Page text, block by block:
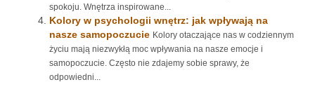
spokoju. Wnętrza inspirowane...
Kolory w psychologii wnętrz: jak wpływają na
nasze samopoczucie Kolory otaczające nas w codziennym
życiu mają niezwykłą moc wpływania na nasze emocje i
samopoczucie. Często nie zdajemy sobie sprawy, że
odpowiedni...